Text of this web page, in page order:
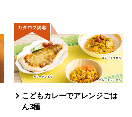
こどもカレーでアレンジごは
ん3種